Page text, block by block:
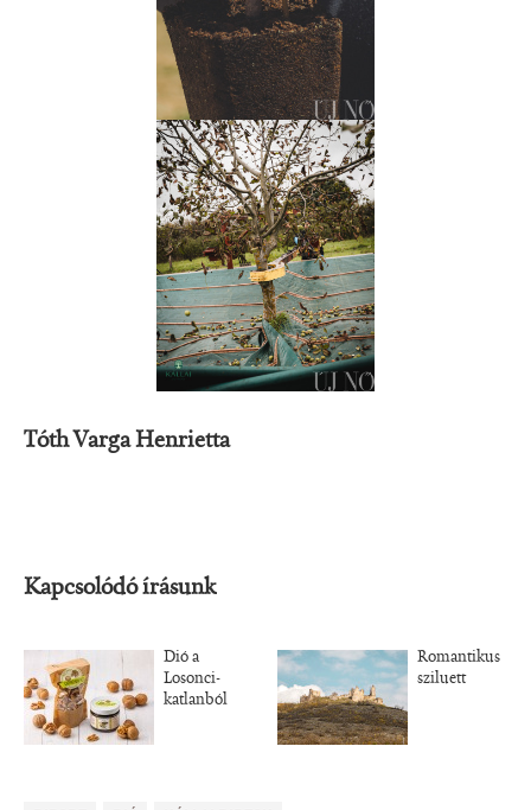
Tóth Varga Henrietta
Kapcsolódó írásunk
Dió a
Losonci-
katlanból
Romantikus
sziluett